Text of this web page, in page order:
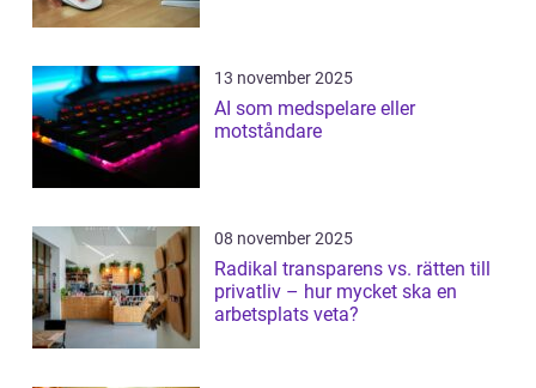
13 november 2025
AI som medspelare eller
motståndare
08 november 2025
Radikal transparens vs. rätten till
privatliv – hur mycket ska en
arbetsplats veta?